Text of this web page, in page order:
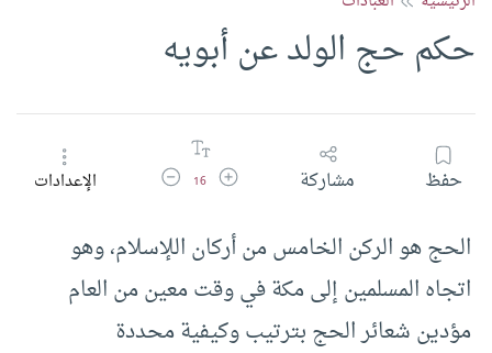
حكم حج الولد عن أبويه
حفظ مشاركة زيادة حجم الخط
16 تقليل حجم الخطالإعدادات
الحج هو الركن الخامس من أركان اللإسلام، وهو
اتجاه المسلمين إلى مكة في وقت معين من العام
مؤدين شعائر الحج بترتيب وكيفية محددة